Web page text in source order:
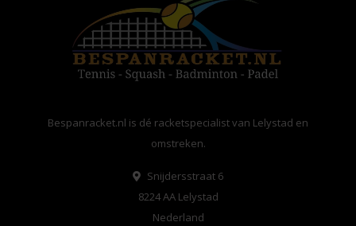
Bespanracket.nl is dé racketspecialist van Lelystad en
omstreken.
Snijdersstraat 6
8224 AA Lelystad
Nederland